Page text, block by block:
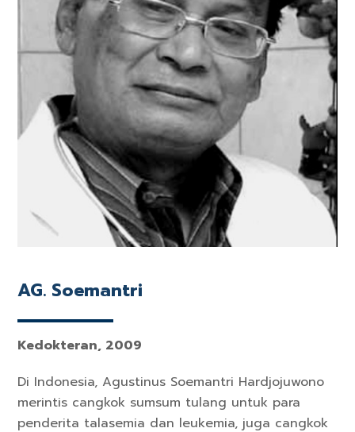
AG. Soemantri
Kedokteran, 2009
Di Indonesia, Agustinus Soemantri Hardjojuwono
merintis cangkok sumsum tulang untuk para
penderita talasemia dan leukemia, juga cangkok